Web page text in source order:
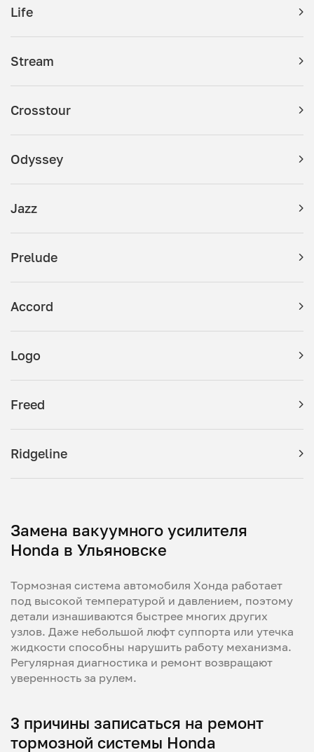
Life
Stream
Crosstour
Odyssey
Jazz
Prelude
Accord
Logo
Freed
Ridgeline
Замена вакуумного усилителя
Honda в Ульяновске
Тормозная система автомобиля Хонда работает
под высокой температурой и давлением, поэтому
детали изнашиваются быстрее многих других
узлов. Даже небольшой люфт суппорта или утечка
жидкости способны нарушить работу механизма.
Регулярная диагностика и ремонт возвращают
уверенность за рулем.
3 причины записаться на ремонт
тормозной системы Honda